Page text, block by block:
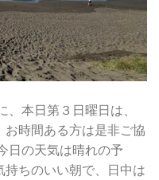
本日第３日曜日は、
時間ある方は是非ご協
日の天気は晴れの予
ちのいい朝で、日中は